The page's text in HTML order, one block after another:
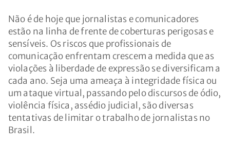
Não é de hoje que jornalistas e comunicadores
estão na linha de frente de coberturas perigosas e
sensíveis. Os riscos que profissionais de
comunicação enfrentam crescem a medida que as
violações à liberdade de expressão se diversificam a
cada ano. Seja uma ameaça à integridade física ou
um ataque virtual, passando pelo discursos de ódio,
violência física, assédio judicial, são diversas
tentativas de limitar o trabalho de jornalistas no
Brasil.